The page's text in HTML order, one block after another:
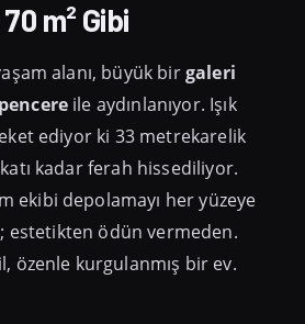
m² Gibi
alanı, büyük birgaleri
pencere ile aydınlanıyor. Işık
ediyor ki 33 metrekarelik
kadar ferah hissediliyor.
ekibi depolamayı her yüzeye
estetikten ödün vermeden.
özenle kurgulanmış bir ev.